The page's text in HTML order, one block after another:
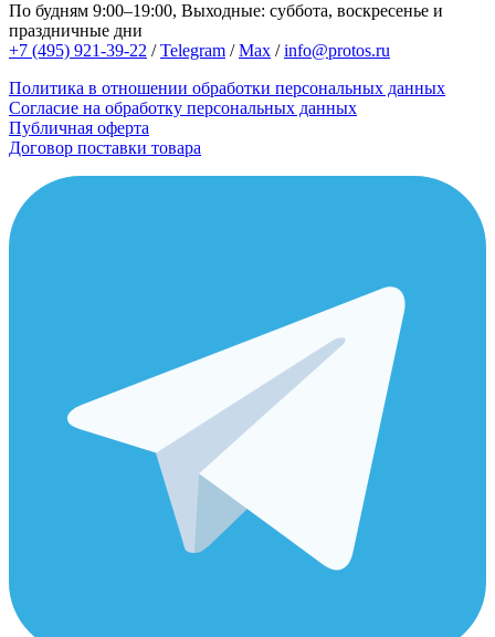
По будням 9:00–19:00, Выходные: суббота, воскресенье и
праздничные дни
+7 (495) 921-39-22 /Telegram /Max /info@protos.ru
Политика в отношении обработки персональных данных
Согласие на обработку персональных данных
Публичная оферта
Договор поставки товара